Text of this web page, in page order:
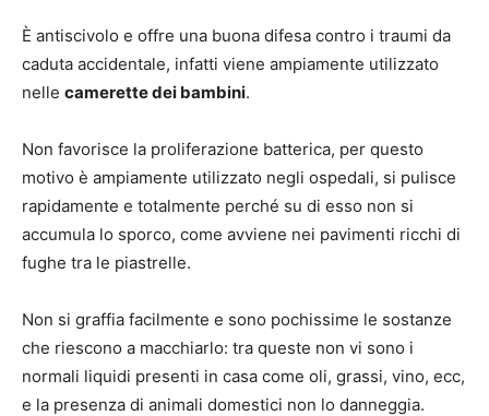
È antiscivolo e offre una buona difesa contro i traumi da
caduta accidentale, infatti viene ampiamente utilizzato
nelle camerette dei bambini.
Non favorisce la proliferazione batterica, per questo
motivo è ampiamente utilizzato negli ospedali, si pulisce
rapidamente e totalmente perché su di esso non si
accumula lo sporco, come avviene nei pavimenti ricchi di
fughe tra le piastrelle.
Non si graffia facilmente e sono pochissime le sostanze
che riescono a macchiarlo: tra queste non vi sono i
normali liquidi presenti in casa come oli, grassi, vino, ecc,
e la presenza di animali domestici non lo danneggia.